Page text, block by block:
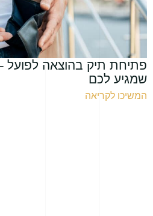
פתיחת תיק בהוצאה
שמגיע לכם
המשיכו לקריאה